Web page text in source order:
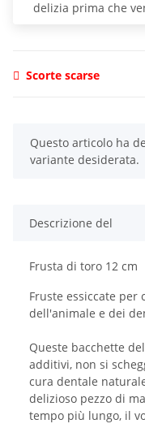
delizia prima che
Scorte scarse
x
Questo articolo ha
variante desiderata.
Descrizione del
Frusta di toro 12 cm
Fruste essiccate
dell'animale e dei
Queste bacchette
additivi, non si
cura dentale
delizioso pezzo di
tempo più lungo, il